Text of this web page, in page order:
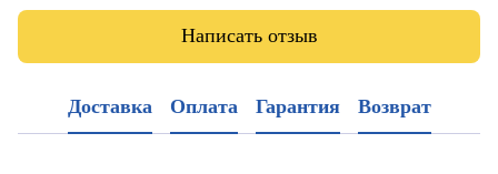
Написать отзыв
Доставка Оплата Гарантия Возврат